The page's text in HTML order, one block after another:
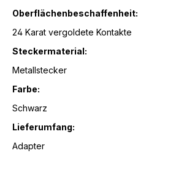
Oberflächenbeschaffenheit:
24 Karat vergoldete Kontakte
Steckermaterial:
Metallstecker
Farbe:
Schwarz
Lieferumfang:
Adapter